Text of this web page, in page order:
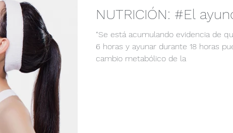
NUTRICIÓN: #El
“Se está acumulando evidencia de
6 horas y ayunar durante 18 horas
cambio metabólico de la